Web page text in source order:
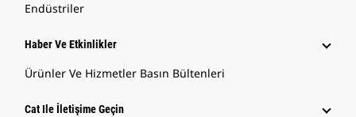
Endüstriler
Haber Ve Etkinlikler
Ürünler Ve Hizmetler Basın Bültenleri
Cat Ile İletişime Geçin